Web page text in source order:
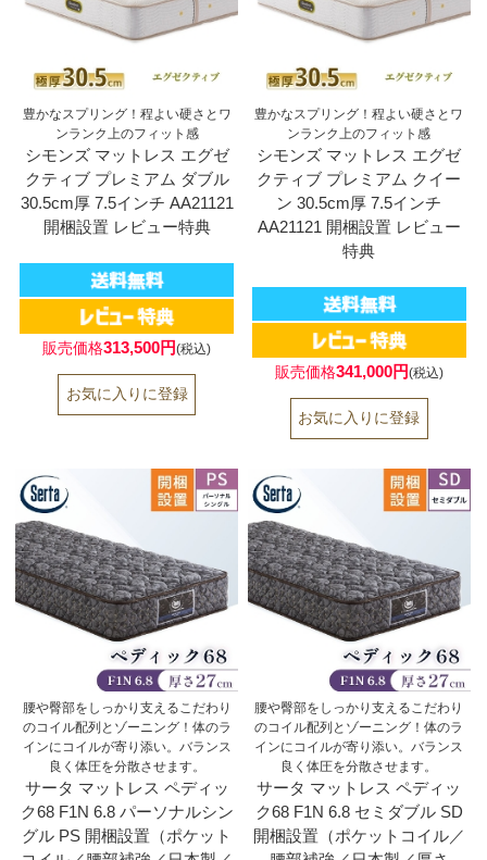
豊かなスプリング！程よい硬さとワ
ンランク上のフィット感
シモンズ マットレス エグゼ
クティブ プレミアム ダブル
30.5cm厚 7.5インチ AA21121
開梱設置 レビュー特典
販売価格313,500円(税込)
豊かなスプリング！程よい硬さとワ
ンランク上のフィット感
シモンズ マットレス エグゼ
クティブ プレミアム クイー
ン 30.5cm厚 7.5インチ
AA21121 開梱設置 レビュー
特典
販売価格341,000円(税込)
腰や臀部をしっかり支えるこだわり
のコイル配列とゾーニング！体のラ
インにコイルが寄り添い。バランス
良く体圧を分散させます。
サータ マットレス ペディッ
ク68 F1N 6.8 パーソナルシン
グル PS 開梱設置（ポケット
腰や臀部をしっかり支えるこだわり
のコイル配列とゾーニング！体のラ
インにコイルが寄り添い。バランス
良く体圧を分散させます。
サータ マットレス ペディッ
ク68 F1N 6.8 セミダブル SD
開梱設置（ポケットコイル／